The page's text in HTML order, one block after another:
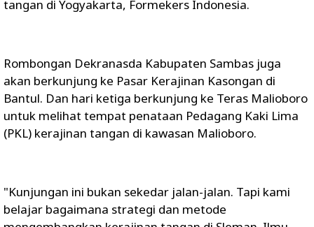
tangan di Yogyakarta, Formekers Indonesia.
Rombongan Dekranasda Kabupaten Sambas juga
akan berkunjung ke Pasar Kerajinan Kasongan di
Bantul. Dan hari ketiga berkunjung ke Teras Malioboro
untuk melihat tempat penataan Pedagang Kaki Lima
(PKL) kerajinan tangan di kawasan Malioboro.
"Kunjungan ini bukan sekedar jalan-jalan. Tapi kami
belajar bagaimana strategi dan metode